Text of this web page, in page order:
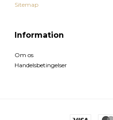
Sitemap
Information
Om os
Handelsbetingelser